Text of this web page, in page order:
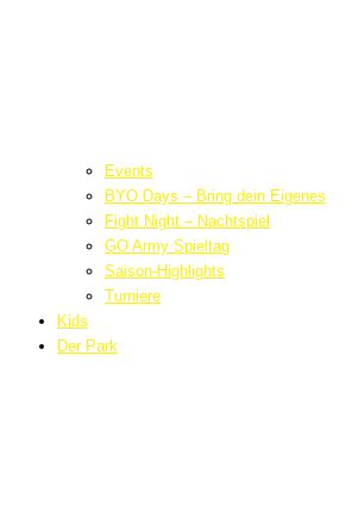
Events
BYO Days – Bring dein Eigenes
Fight Night – Nachtspiel
GO Army Spieltag
Saison-Highlights
Turniere
Kids
Der Park